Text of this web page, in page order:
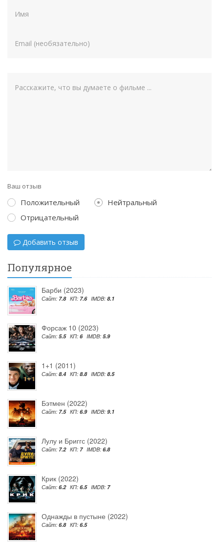
Ваш отзыв
Положительный
Нейтральный
Отрицательный
Добавить отзыв
Популярное
Барби (2023)
Сайт: 7.8 КП: 7.6 IMDB: 8.1
Форсаж 10 (2023)
Сайт: 5.5 КП: 6 IMDB: 5.9
1+1 (2011)
Сайт: 8.4 КП: 8.8 IMDB: 8.5
Бэтмен (2022)
Сайт: 7.5 КП: 6.9 IMDB: 9.1
Лулу и Бриггс (2022)
Сайт: 7.2 КП: 7 IMDB: 6.8
Крик (2022)
Сайт: 6.2 КП: 6.5 IMDB: 7
Однажды в пустыне (2022)
Сайт: 6.8 КП: 6.5